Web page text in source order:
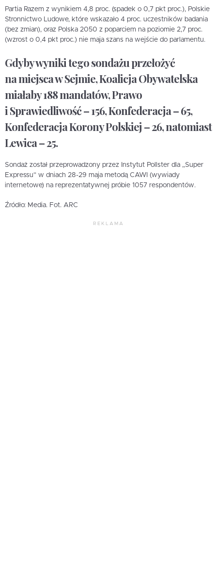
Partia Razem z wynikiem 4,8 proc. (spadek o 0,7 pkt proc.), Polskie
Stronnictwo Ludowe, które wskazało 4 proc. uczestników badania
(bez zmian), oraz Polska 2050 z poparciem na poziomie 2,7 proc.
(wzrost o 0,4 pkt proc.) nie maja szans na wejście do parlamentu.
Gdyby wyniki tego sondażu przełożyć
na miejsca w Sejmie, Koalicja Obywatelska
miałaby 188 mandatów, Prawo
i Sprawiedliwość – 156, Konfederacja – 65,
Konfederacja Korony Polskiej – 26, natomiast
Lewica – 25.
Sondaż został przeprowadzony przez Instytut Pollster dla „Super
Expressu” w dniach 28-29 maja metodą CAWI (wywiady
internetowe) na reprezentatywnej próbie 1057 respondentów.
Źródło: Media. Fot. ARC
REKLAMA